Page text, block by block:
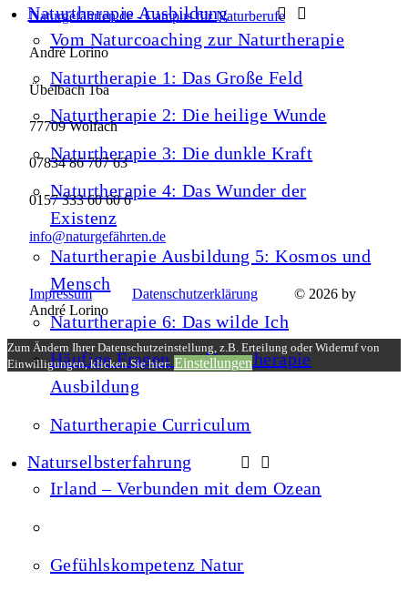
Naturtherapie Ausbildung
Vom Naturcoaching zur Naturtherapie
Naturtherapie 1: Das Große Feld
Naturtherapie 2: Die heilige Wunde
Naturtherapie 3: Die dunkle Kraft
Naturtherapie 4: Das Wunder der
Existenz
Naturtherapie Ausbildung 5: Kosmos und
Mensch
Naturtherapie 6: Das wilde Ich
Häufige Fragen zur Naturtherapie
Ausbildung
Naturtherapie Curriculum
Naturselbsterfahrung
Irland – Verbunden mit dem Ozean
Gefühlskompetenz Natur
Naturgefährten.de - Campus für Naturberufe
André Lorino
Übelbach 16a
77709 Wolfach
07834 86 707 63
0157 333 60 60 6
info@naturgefährten.de
Impressum Datenschutzerklärung © 2026 by
André Lorino
Zum Ändern Ihrer Datenschutzeinstellung, z.B. Erteilung oder Widerruf von
Einwilligungen, klicken Sie hier:Einstellungen